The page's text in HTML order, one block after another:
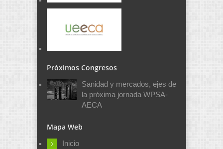
Próximos Congresos
Sanidad y mercados, ejes de
la próxima jornada WPSA-
AECA
Mapa Web
Inicio